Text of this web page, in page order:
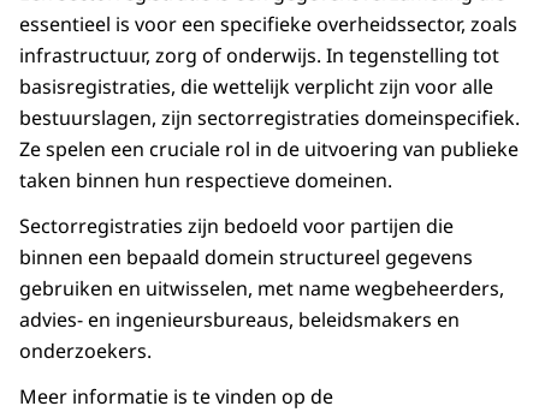
essentieel is voor een specifieke overheidssector, zoals
infrastructuur, zorg of onderwijs. In tegenstelling tot
basisregistraties, die wettelijk verplicht zijn voor alle
bestuurslagen, zijn sectorregistraties domeinspecifiek.
Ze spelen een cruciale rol in de uitvoering van publieke
taken binnen hun respectieve domeinen.
Sectorregistraties zijn bedoeld voor partijen die
binnen een bepaald domein structureel gegevens
gebruiken en uitwisselen, met name wegbeheerders,
advies- en ingenieursbureaus, beleidsmakers en
onderzoekers.
Meer informatie is te vinden op de